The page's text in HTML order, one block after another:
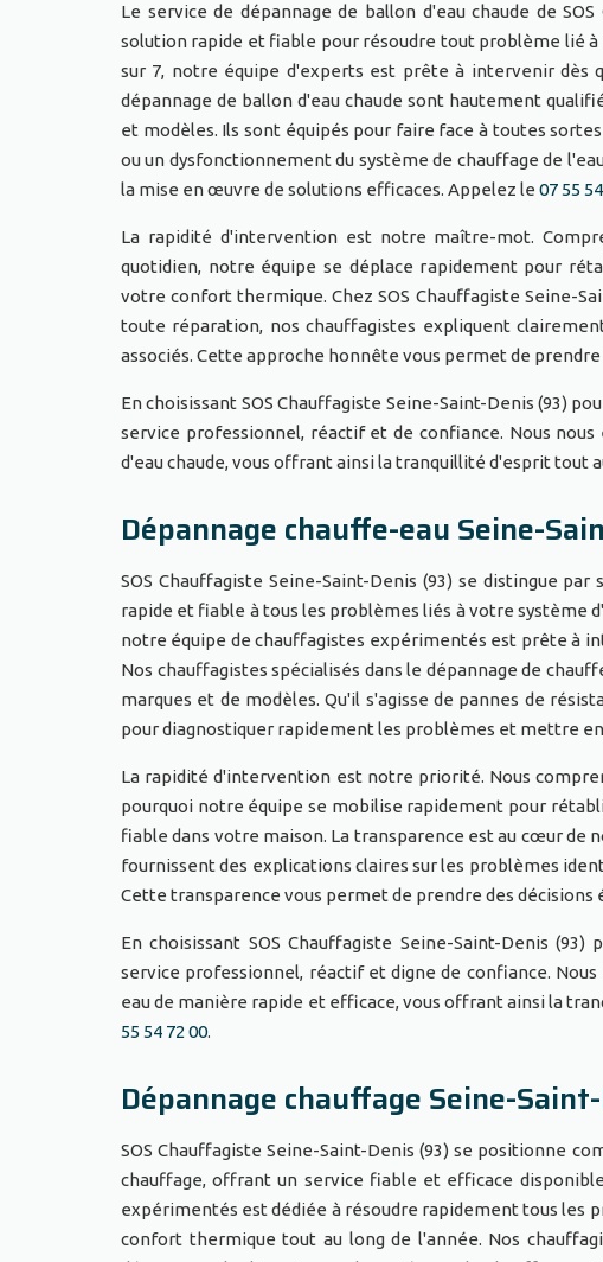
Le service de dépannage de ballon d'eau chaude de
solution rapide et fiable pour résoudre tout problème lié à
sur 7, notre équipe d'experts est prête à intervenir dès
dépannage de ballon d'eau chaude sont hautement
et modèles. Ils sont équipés pour faire face à toutes
ou un dysfonctionnement du système de chauffage de
la mise en œuvre de solutions efficaces. Appelez le 07 55
La rapidité d'intervention est notre maître-mot.
quotidien, notre équipe se déplace rapidement pour
votre confort thermique. Chez SOS Chauffagiste Seine-
toute réparation, nos chauffagistes expliquent
associés. Cette approche honnête vous permet de
En choisissant SOS Chauffagiste Seine-Saint-Denis (93)
service professionnel, réactif et de confiance. Nous
d'eau chaude, vous offrant ainsi la tranquillité d'esprit tout
Dépannage chauffe-eau Seine-
SOS Chauffagiste Seine-Saint-Denis (93) se distingue
rapide et fiable à tous les problèmes liés à votre système
notre équipe de chauffagistes expérimentés est prête à
Nos chauffagistes spécialisés dans le dépannage de
marques et de modèles. Qu'il s'agisse de pannes de
pour diagnostiquer rapidement les problèmes et mettre
La rapidité d'intervention est notre priorité. Nous
pourquoi notre équipe se mobilise rapidement pour
fiable dans votre maison. La transparence est au cœur
fournissent des explications claires sur les problèmes
Cette transparence vous permet de prendre des décisions
En choisissant SOS Chauffagiste Seine-Saint-Denis
service professionnel, réactif et digne de confiance.
eau de manière rapide et efficace, vous offrant ainsi la
55 54 72 00.
Dépannage chauffage Seine-
SOS Chauffagiste Seine-Saint-Denis (93) se positionne
chauffage, offrant un service fiable et efficace
expérimentés est dédiée à résoudre rapidement tous les
confort thermique tout au long de l'année. Nos